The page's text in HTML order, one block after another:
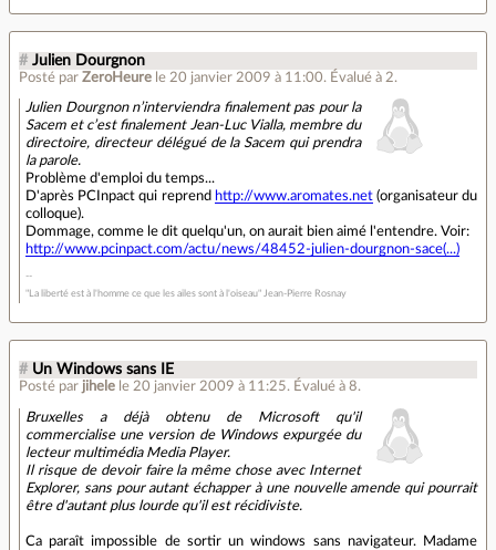
# Julien Dourgnon
Posté par ZeroHeure le 20 janvier 2009 à 11:00. Évalué à 2.
Julien Dourgnon n’interviendra finalement pas pour la
Sacem et c’est finalement Jean-Luc Vialla, membre du
directoire, directeur délégué de la Sacem qui prendra
la parole.
Problème d'emploi du temps...
D'après PCInpact qui reprend http://www.aromates.net(organisateur du
colloque).
Dommage, comme le dit quelqu'un, on aurait bien aimé l'entendre. Voir:
http://www.pcinpact.com/actu/news/48452-julien-dourgnon-sace(...)
"La liberté est à l'homme ce que les ailes sont à l'oiseau" Jean-Pierre Rosnay
# Un Windows sans IE
Posté par jihele le 20 janvier 2009 à 11:25. Évalué à 8.
Bruxelles a déjà obtenu de Microsoft qu'il
commercialise une version de Windows expurgée du
lecteur multimédia Media Player.
Il risque de devoir faire la même chose avec Internet
Explorer, sans pour autant échapper à une nouvelle amende qui pourrait
être d'autant plus lourde qu'il est récidiviste.
Ca paraît impossible de sortir un windows sans navigateur. Madame